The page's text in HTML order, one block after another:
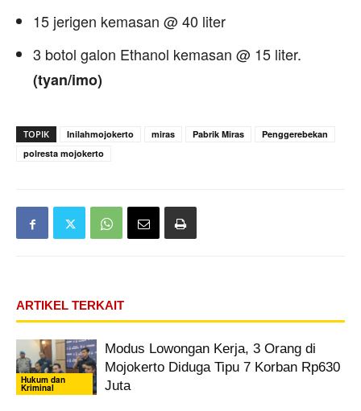
15 jerigen kemasan @ 40 liter
3 botol galon Ethanol kemasan @ 15 liter.
(tyan/imo)
TOPIK Inilahmojokerto miras Pabrik Miras
Penggerebekan
polresta mojokerto
ARTIKEL TERKAIT
Hukum dan
Kriminal
Modus Lowongan Kerja, 3 Orang di
Mojokerto Diduga Tipu 7 Korban Rp630
Juta